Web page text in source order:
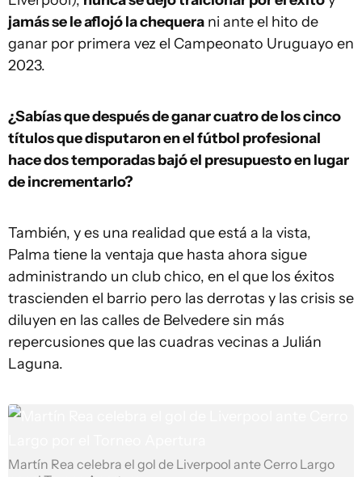
jamás se le aflojó la chequera ni ante el hito de
ganar por primera vez el Campeonato Uruguayo en
2023.
¿Sabías que después de ganar cuatro de los cinco
títulos que disputaron en el fútbol profesional
hace dos temporadas bajó el presupuesto en lugar
de incrementarlo?
También, y es una realidad que está a la vista,
Palma tiene la ventaja que hasta ahora sigue
administrando un club chico, en el que los éxitos
trascienden el barrio pero las derrotas y las crisis se
diluyen en las calles de Belvedere sin más
repercusiones que las cuadras vecinas a Julián
Laguna.
Martín Rea celebra el gol de Liverpool ante Cerro Largo